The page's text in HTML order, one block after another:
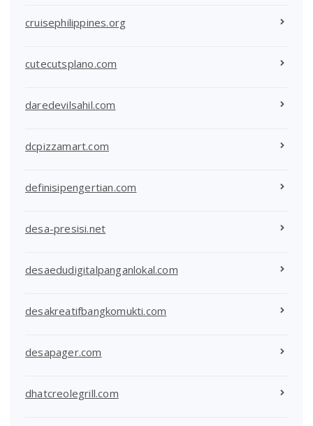
cruisephilippines.org
cutecutsplano.com
daredevilsahil.com
dcpizzamart.com
definisipengertian.com
desa-presisi.net
desaedudigitalpanganlokal.com
desakreatifbangkomukti.com
desapager.com
dhatcreolegrill.com